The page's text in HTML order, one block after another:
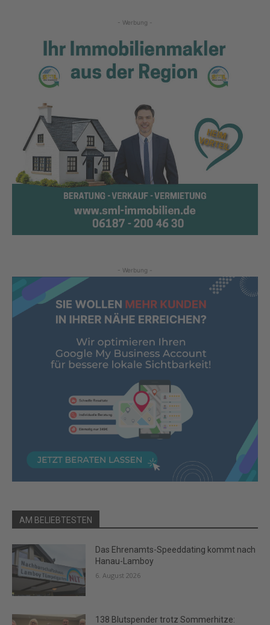
- Werbung -
- Werbung -
AM BELIEBTESTEN
Das Ehrenamts-Speeddating kommt nach
Hanau-Lamboy
6. August 2026
138 Blutspender trotz Sommerhitze: